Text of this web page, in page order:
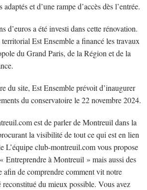
adaptés et d’une rampe d’accès dès l’entrée.
d’euros a été investi dans cette rénovation.
Est Ensemble a financé les travaux
du Grand Paris, de la Région et de la
du site, Est Ensemble prévoit d’inaugurer
du conservatoire le 22 novembre 2024.
est de parler de Montreuil dans la
la visibilité de tout ce qui est en lien
L’équipe club-montreuil.com vous propose
Entreprendre à Montreuil » mais aussi des
afin de comprendre comment vit notre
du mieux possible. Vous avez